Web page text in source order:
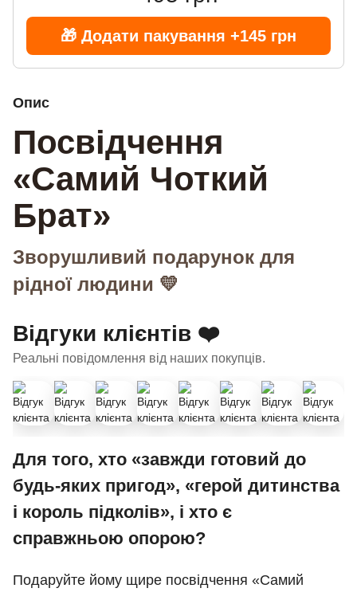
Опис
Посвідчення
«Самий Чоткий
Брат»
Зворушливий подарунок для
рідної людини 💛
Відгуки клієнтів ❤️
Реальні повідомлення від наших покупців.
Для того, хто «завжди готовий до
будь-яких пригод», «герой дитинства
і король підколів», і хто є
справжньою опорою?
Подаруйте йому щире посвідчення «Самий